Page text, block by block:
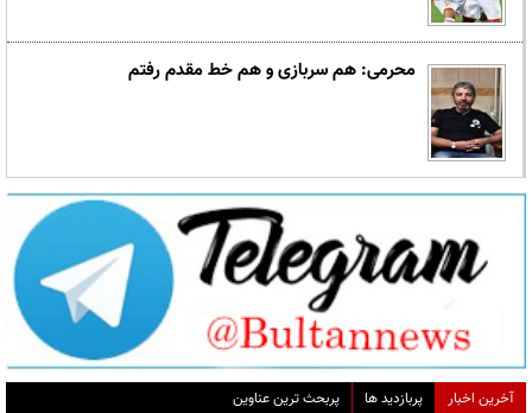
محرمی: هم سربازی و هم خط مقدم رفتم
آخرین اخبار پربازدید ها
پربحث ترین عناوین